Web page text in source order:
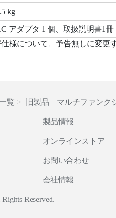
kg
アダプタ 1 個、取扱説明書1冊
様について、予告無しに変更
覧 旧製品 マルチファンク
製品情報
オンラインストア
お問い合わせ
会社情報
Reserved.